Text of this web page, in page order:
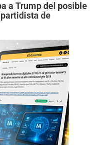
a Trump del posible
de